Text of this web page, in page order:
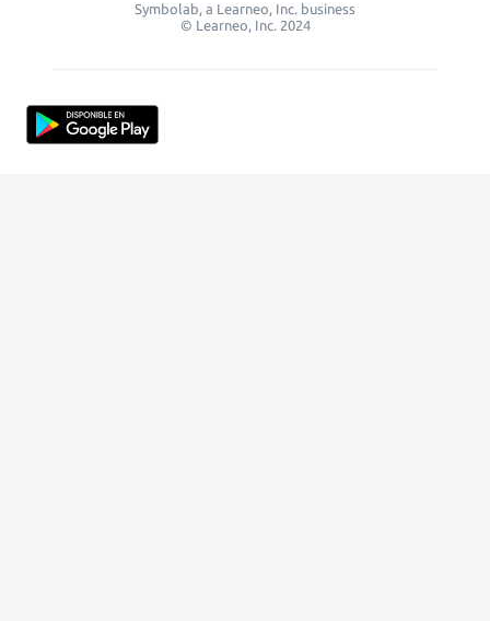
Symbolab, a Learneo, Inc. business
© Learneo, Inc. 2024